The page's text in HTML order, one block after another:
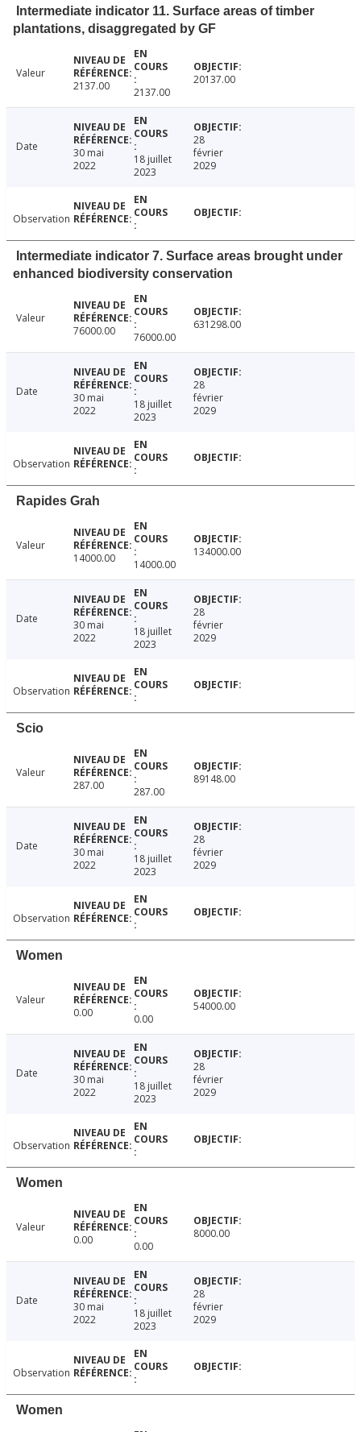
Intermediate indicator 11. Surface areas of timber
plantations, disaggregated by GF
Valeur
2137.00
2137.00
20137.00
Date
30 mai
2022
18 juillet
2023
28
février
2029
Observation
Intermediate indicator 7. Surface areas brought under
enhanced biodiversity conservation
Valeur
76000.00
76000.00
631298.00
Date
30 mai
2022
18 juillet
2023
28
février
2029
Observation
Rapides Grah
Valeur
14000.00
14000.00
134000.00
Date
30 mai
2022
18 juillet
2023
28
février
2029
Observation
Scio
Valeur
287.00
287.00
89148.00
Date
30 mai
2022
18 juillet
2023
28
février
2029
Observation
Women
Valeur
0.00
0.00
54000.00
Date
30 mai
2022
18 juillet
2023
28
février
2029
Observation
Women
Valeur
0.00
0.00
8000.00
Date
30 mai
2022
18 juillet
2023
28
février
2029
Observation
Women